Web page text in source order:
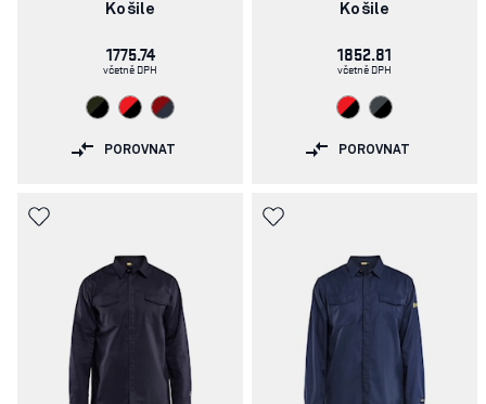
Košile
1775.74
včetně DPH
POROVNAT
Košile
1852.81
včetně DPH
POROVNAT